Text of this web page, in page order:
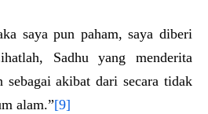
saya pun paham, saya diberi
Sadhu yang menderita
akibat dari secara tidak
alam.”[9]